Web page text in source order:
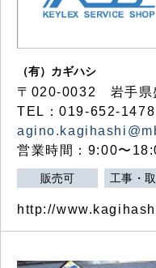
（有）カギハシ
〒020-0032 岩手県
TEL：019-652-
営業時間：9:00〜
販売可 工事・
http://